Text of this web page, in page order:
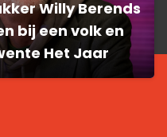
Willy Berends
bij een volk en
Het Jaar